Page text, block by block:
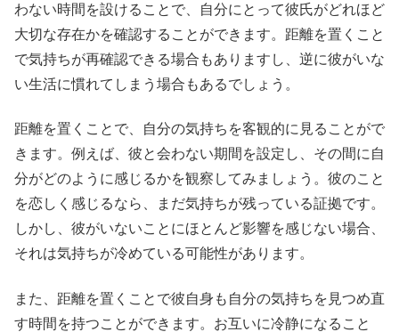
わない時間を設けることで、自分にとって彼氏がどれほど
大切な存在かを確認することができます。距離を置くこと
で気持ちが再確認できる場合もありますし、逆に彼がいな
い生活に慣れてしまう場合もあるでしょう。
距離を置くことで、自分の気持ちを客観的に見ることがで
きます。例えば、彼と会わない期間を設定し、その間に自
分がどのように感じるかを観察してみましょう。彼のこと
を恋しく感じるなら、まだ気持ちが残っている証拠です。
しかし、彼がいないことにほとんど影響を感じない場合、
それは気持ちが冷めている可能性があります。
また、距離を置くことで彼自身も自分の気持ちを見つめ直
す時間を持つことができます。お互いに冷静になること